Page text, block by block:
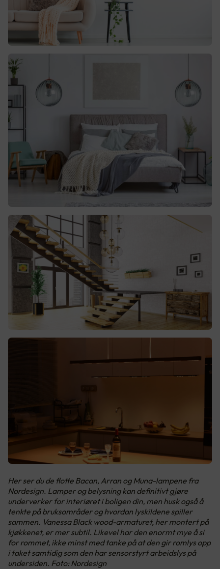
Her ser du de flotte Bacan, Arran og Muna-lampene fra
Nordesign. Lamper og belysning kan definitivt gjøre
underverker for interiøret i boligen din, men husk også å
tenkte på bruksområder og hvordan lyskildene spiller
sammen. Vanessa Black wood-armaturet, her montert på
kjøkkenet, er mer subtil. Likevel har den enormt mye å si
for rommet, ikke minst med tanke på at den gir romlys opp
i taket samtidig som den har sensorstyrt arbeidslys på
undersiden. Foto: Nordesign